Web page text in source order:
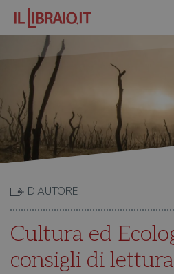
D'AUTORE
Cultura ed
consigli di lettura